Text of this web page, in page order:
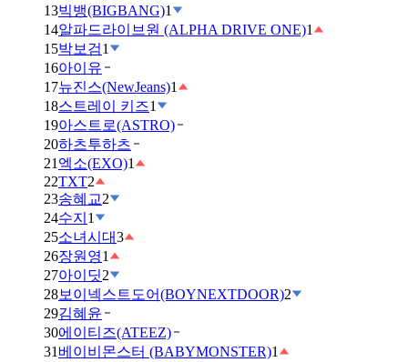
13빅뱅(BIGBANG)1
14알파드라이브원 (ALPHA DRIVE ONE)1
15박보검1
16아이유
17뉴진스(NewJeans)1
18스트레이 키즈1
19아스트로(ASTRO)
20하츠투하츠
21 엑소(EXO)1
22TXT2
23송혜교2
24수지 1
25소녀시대3
26장원영1
27아이딧2
28보이넥스트도어(BOYNEXTDOOR)2
29김혜윤
30에이티즈(ATEEZ)
31 베이비몬스터 (BABYMONSTER)1